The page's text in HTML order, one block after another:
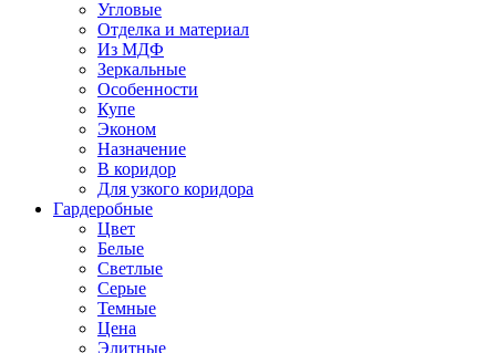
Угловые
Отделка и материал
Из МДФ
Зеркальные
Особенности
Купе
Эконом
Назначение
В коридор
Для узкого коридора
Гардеробные
Цвет
Белые
Светлые
Серые
Темные
Цена
Элитные